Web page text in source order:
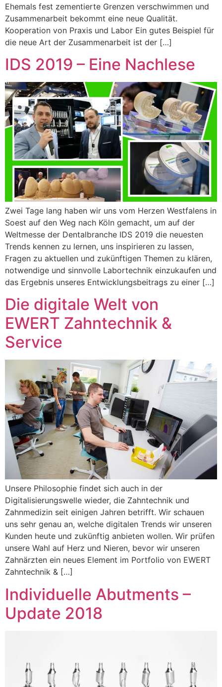
Ehemals fest zementierte Grenzen verschwimmen und
Zusammenarbeit bekommt eine neue Qualität.
Kooperation von Praxis und Labor Ein gutes Beispiel für
die neue Art der Zusammenarbeit ist der […]
IDS 2019 – Eine Nachlese
Zwei Tage lang haben wir uns vom Herzen Westfalens in
Soest auf den Weg nach Köln gemacht, um auf der
Weltmesse der Dentalbranche IDS 2019 die neuesten
Trends kennen zu lernen, uns inspirieren zu lassen,
Fragen zu aktuellen und zukünftigen Themen zu klären,
notwendige und sinnvolle Labortechnik einzukaufen und
das Ergebnis unseres Entwicklungsbeitrags zu einer […]
Die digitale Welt von
EWERT Zahntechnik &
Service
Unsere Philosophie findet sich auch in der
Digitalisierungswelle wieder, die Zahntechnik und
Zahnmedizin seit einigen Jahren betrifft. Wir schauen
uns sehr genau an, welche digitalen Trends wir unseren
Kunden heute und zukünftig anbieten wollen. Wir prüfen
unsere Wahl auf Herz und Nieren, bevor wir unseren
Zahnärzten ein neues Element im Portfolio von EWERT
Zahntechnik & […]
Individuelle Abutments –
Update 2018